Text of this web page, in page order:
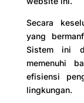
Secara
yang
Sistem ini
memenuhi
efisiensi
lingkungan.